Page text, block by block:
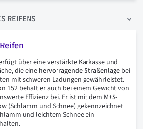
REIFENS
über eine verstärkte Karkasse und
die eine hervorragende Straßenlage bei
mit schweren Ladungen gewährleistet.
152 behält er auch bei einem Gewicht von
Effizienz bei. Er ist mit dem M+S-
(Schlamm und Schnee) gekennzeichnet
und leichtem Schnee ein